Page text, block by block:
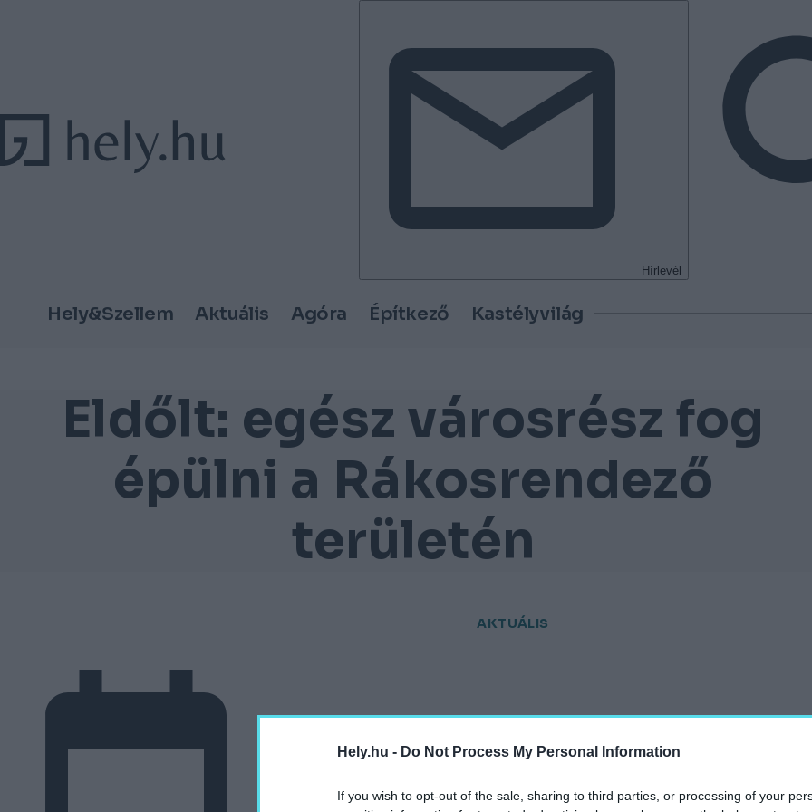
Hely.hu - Do Not Process My Personal Information
If you wish to opt-out of the sale, sharing to third parties, or processing of your
Tovább a tartalomhoz
Tovább a lábléchez
Hírlevél
Hely&Szellem Aktuális Agóra Építkező Kastélyvilág
Eldőlt: egész városrész fog
épülni a Rákosrendező
területén
AKTUÁLIS